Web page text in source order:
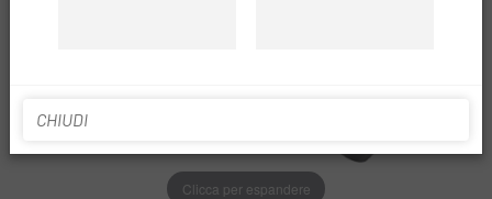
Clicca per espandere
CHIUDI